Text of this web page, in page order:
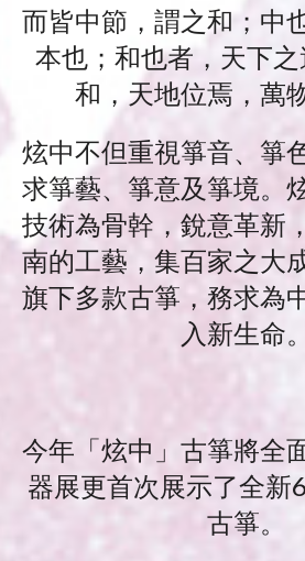
而皆中節，謂之和；中
本也；和也者，天下
和，天地位焉，萬
炫中不但重視箏音、箏
求箏藝、箏意及箏境。
技術為骨幹，銳意革新
南的工藝，集百家之大
旗下多款古箏，務求為
入新生命。
今年「炫中」古箏將全
器展更首次展示了全新
古箏。